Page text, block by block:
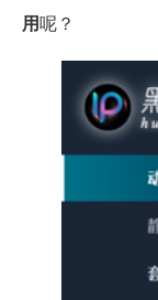
用 呢？